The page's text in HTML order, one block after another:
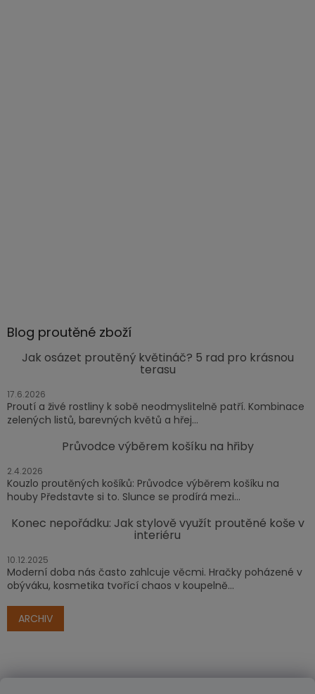
Blog proutěné zboží
Jak osázet proutěný květináč? 5 rad pro krásnou
terasu
17.6.2026
Proutí a živé rostliny k sobě neodmyslitelně patří. Kombinace
zelených listů, barevných květů a hřej...
Průvodce výběrem košíku na hřiby
2.4.2026
Kouzlo proutěných košíků: Průvodce výběrem košíku na
houby Představte si to. Slunce se prodírá mezi...
Konec nepořádku: Jak stylově využít proutěné koše v
interiéru
10.12.2025
Moderní doba nás často zahlcuje věcmi. Hračky poházené v
obýváku, kosmetika tvořící chaos v koupelně...
ARCHIV